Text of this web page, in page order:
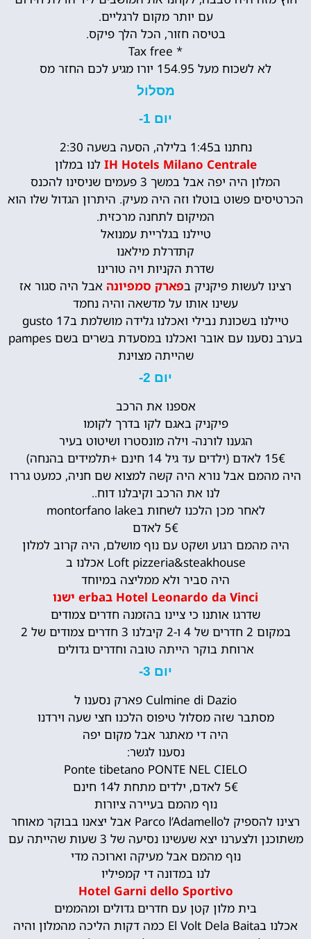
עם יותר מקום לרגליים.
בטיסה חזור, הכל הלך פיקס.
* Tax free
לא לשכוח מעל 154.95 יורו מגיע לכם החזר מס
מסלול
יום 1-
נחתנו ב1:45 בלילה, הסעה בשעה 2:30
IH Hotels Milano Centrale לנו במלון
המלון היה יפה אבל במשך 3 פעמים שניסינו להכנס
הכרטיסים פשוט בוטלו וזה היה מעיק. היתרון הגדול שלו הוא
המיקום לתחנה מרכזית.
טיילנו בגלריית עמנואל
קתדרלת מילאנו
שדרת הקניות ויה טורינו
רצינו לעשות פיקניק בפארק סמפיונה אבל היה סגור אז
עשינו אותו על מדשאה והיה נחמד
טיילנו בשכונת נבילי ואכלנו גלידה מושלמת בgusto 17
בערב נסענו עם אובר ואכלנו במסעדת בשרים בשם pampes
שהייתה מצוינת
יום 2-
אספנו את הרכב
פיקניק באגם לקו בדרך לקומו
הגענו לורנה- וילה מונסטרו ושיטוט בעיר
15€ לאדם (ילדים עד גיל 14 חינם +תלמידים בהנחה)
היה מהמם אבל נורא היה קשה למצוא שם חניה, כמעט גררו
לנו את הרכב וקיבלנו דוח..
לאחר מכן הלכנו לשחות בmontorfano lake
5€ לאדם
היה מהמם רגוע ושקט עם נוף מושלם, היה קרוב למלון
Loft pizzeria&steakhouse אכלנו ב
היה סביר ולא ממליצה במיוחד
Hotel Leonardo da Vinci בerba ישנו
שדרגו אותנו כי ציינו בהזמנה חדרים צמודים
במקום 2 חדרים של 4 ו-2 קיבלנו 3 חדרים צמודים של 2
ארוחת בוקר הייתה טובה וחדרים גדולים
יום 3-
Culmine di Dazio פארק נסענו ל
מסתבר שזה מסלול טיפוס הלכנו חצי שעה וירדנו
היה די מאתגר אבל מקום יפה
נסענו לגשר:
Ponte tibetano PONTE NEL CIELO
5€ לאדם, ילדים מתחת ל14 חינם
נוף מהמם בעיירה ציורות
רצינו להספיק לParco l’Adamello אבל יצאנו בבוקר מאוחר
משתוכנן ולצערנו יצא שעשינו נסיעה של 3 שעות שהייתה עם
נוף מהמם אבל מעיקה וארוכה מדי
לנו במדונה די קמפיליו
Hotel Garni dello Sportivo
בית מלון קטן עם חדרים גדולים ומהממים
אכלנו בEl Volt Dela Baita כמה דקות הליכה מהמלון והיה